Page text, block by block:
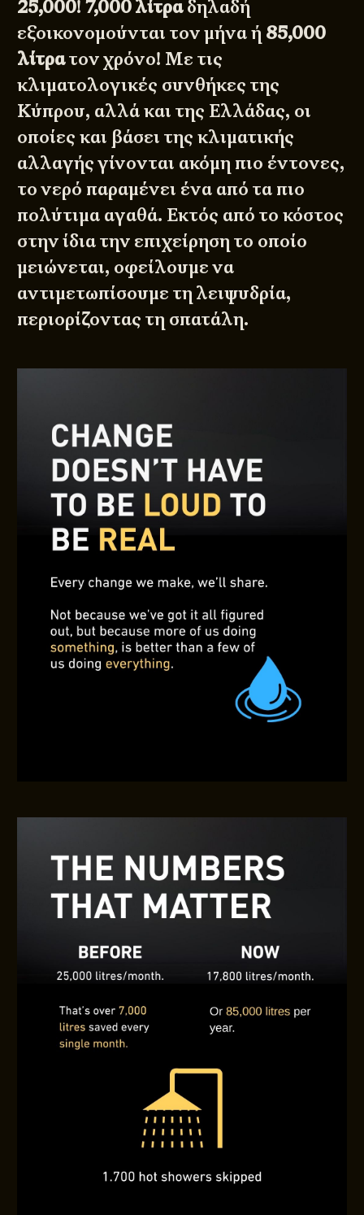
25,000!7,000 λίτραδηλαδή
εξοικονομούνται τον μήνα ή 85,000
λίτρατον χρόνο! Με τις
κλιματολογικές συνθήκες της
Κύπρου, αλλά και της Ελλάδας, οι
οποίες και βάσει της κλιματικής
αλλαγής γίνονται ακόμη πιο έντονες,
το νερό παραμένει ένα από τα πιο
πολύτιμα αγαθά. Εκτός από το κόστος
στην ίδια την επιχείρηση το οποίο
μειώνεται, οφείλουμε να
αντιμετωπίσουμε τη λειψυδρία,
περιορίζοντας τη σπατάλη.